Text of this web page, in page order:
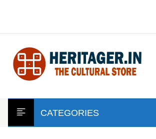
CATEGORIES